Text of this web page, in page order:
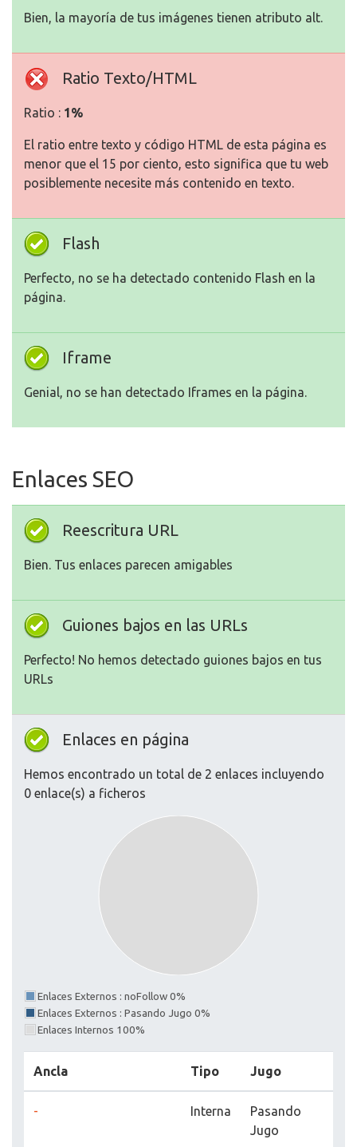
Bien, la mayoría de tus imágenes tienen atributo alt.
Ratio Texto/HTML
Ratio : 1%
El ratio entre texto y código HTML de esta página es
menor que el 15 por ciento, esto significa que tu web
posiblemente necesite más contenido en texto.
Flash
Perfecto, no se ha detectado contenido Flash en la
página.
Iframe
Genial, no se han detectado Iframes en la página.
Enlaces SEO
Reescritura URL
Bien. Tus enlaces parecen amigables
Guiones bajos en las URLs
Perfecto! No hemos detectado guiones bajos en tus
URLs
Enlaces en página
Hemos encontrado un total de 2 enlaces incluyendo
0 enlace(s) a ficheros
Enlaces Externos : noFollow 0%
Enlaces Externos : Pasando Jugo 0%
Enlaces Internos 100%
Ancla Tipo Jugo
- Interna
Pasando
Jugo